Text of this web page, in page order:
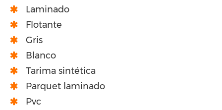
Laminado
Flotante
Gris
Blanco
Tarima sintética
Parquet laminado
Pvc